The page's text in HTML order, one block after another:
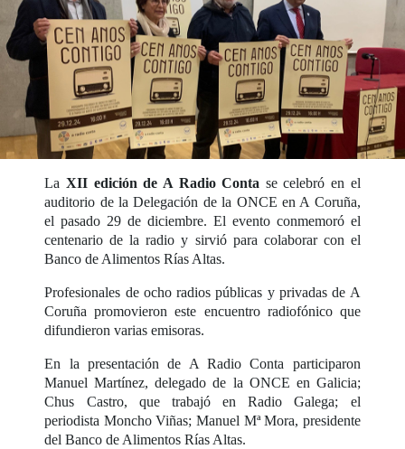
La XII edición de A Radio Conta se celebró en el
auditorio de la Delegación de la ONCE en A Coruña,
el pasado 29 de diciembre. El evento conmemoró el
centenario de la radio y sirvió para colaborar con el
Banco de Alimentos Rías Altas.
Profesionales de ocho radios públicas y privadas de A
Coruña promovieron este encuentro radiofónico que
difundieron varias emisoras.
En la presentación de A Radio Conta participaron
Manuel Martínez, delegado de la ONCE en Galicia;
Chus Castro, que trabajó en Radio Galega; el
periodista Moncho Viñas; Manuel Mª Mora, presidente
del Banco de Alimentos Rías Altas.